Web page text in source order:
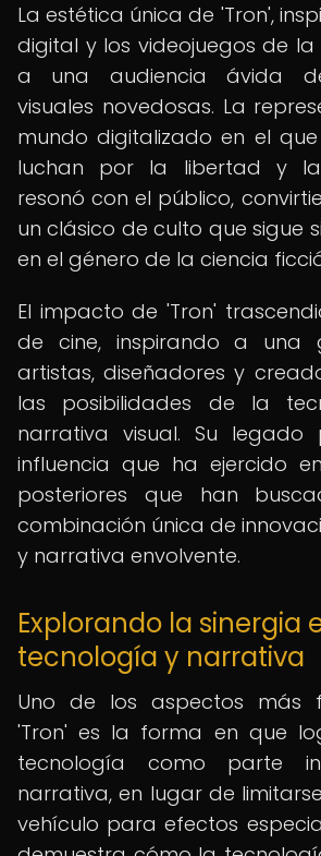
La estética única de 'Tron',
digital y los videojuegos de
a una audiencia ávida de
visuales novedosas. La
mundo digitalizado en el
luchan por la libertad y la
resonó con el público,
un clásico de culto que sigue
en el género de la ciencia
El impacto de 'Tron'
de cine, inspirando a una
artistas, diseñadores y
las posibilidades de la
narrativa visual. Su
influencia que ha ejercido
posteriores que han
combinación única de
y narrativa envolvente.
Explorando la sinergia
tecnología y narrativa
Uno de los aspectos más
'Tron' es la forma en que
tecnología como parte
narrativa, en lugar de
vehículo para efectos